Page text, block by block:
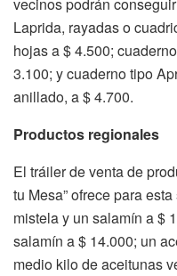
vecinos podrán
Laprida, rayadas o
hojas a $ 4.500;
3.100; y cuaderno tipo
anillado, a $ 4.700.
Productos regionales
El tráiler de venta de
tu Mesa” ofrece para
mistela y un salamín a $
salamín a $ 14.000; un
medio kilo de aceitunas